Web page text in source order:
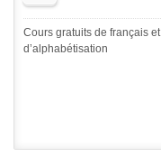
Cours gratuits de français et
d’alphabétisation